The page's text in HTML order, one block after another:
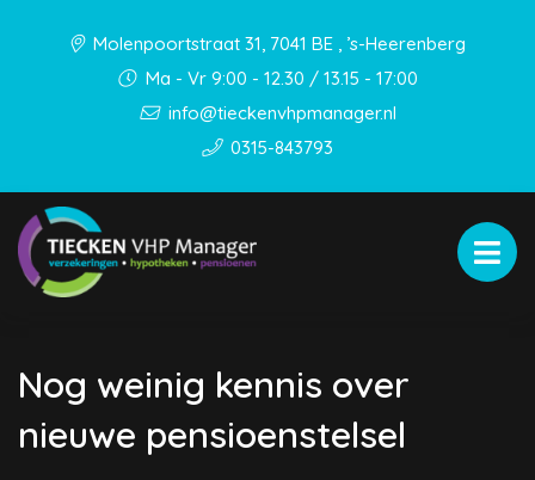
Molenpoortstraat 31, 7041 BE , ’s-Heerenberg
Ma - Vr 9:00 - 12.30 / 13.15 - 17:00
info@tieckenvhpmanager.nl
0315-843793
Nog weinig kennis over
nieuwe pensioenstelsel